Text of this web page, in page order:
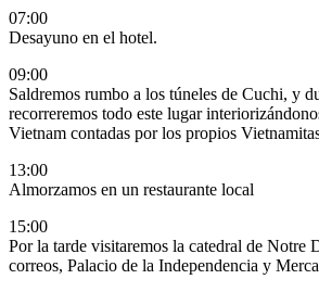
07:00
Desayuno en el hotel.
09:00
Saldremos rumbo a los túneles de Cuchi, y
recorreremos todo este lugar
Vietnam contadas por los propios
13:00
Almorzamos en un restaurante local
15:00
Por la tarde visitaremos la catedral de Notre
correos, Palacio de la Independencia y